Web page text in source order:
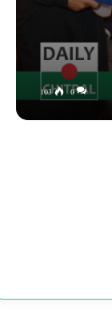
0
103